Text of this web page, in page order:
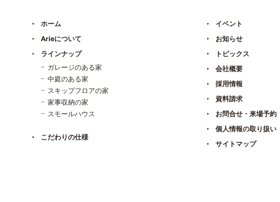
ホーム
Arieについて
ラインナップ
ガレージのある家
中庭のある家
スキップフロアの家
家事収納の家
スモールハウス
こだわりの仕様
イベント
お知らせ
トピックス
会社概要
採用情報
資料請求
お問合せ・来場予約
個人情報の取り扱い
サイトマップ